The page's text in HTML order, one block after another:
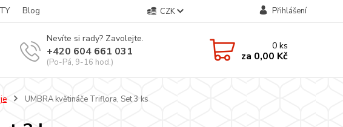
Blog CZK Přihlášení
Nevíte si rady? Zavolejte.
+420 604 661 031
(Po-Pá, 9-16 hod.)
0ks
za 0,00 Kč
UMBRA květináče Triflora, Set 3 ks